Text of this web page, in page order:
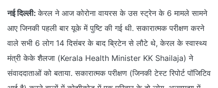
नई दिल्ली: केरल ने आज कोरोना वायरस के उस स्ट्रेन के 6 मामले सामने
आए जिनकी पहली बार यूके में पुष्टि की गई थी. सकारात्मक परीक्षण करने
वाले सभी 6 लोग 14 दिसंबर के बाद ब्रिटेन से लौटे थे, केरल के स्वास्थ्य
मंत्री केके शैलजा (Kerala Health Minister KK Shailaja) ने
संवाददाताओं को बताया. सकारात्मक परीक्षण (जिनकी टेस्ट रिपोर्ट पॉजिटिव